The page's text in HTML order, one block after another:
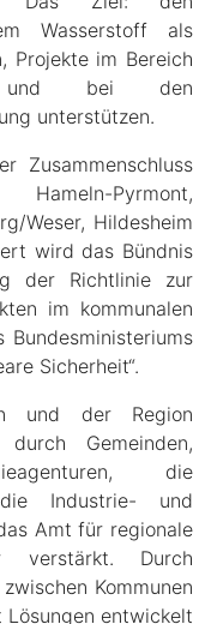
Wasserstoff als
Projekte im Bereich
und bei den
unterstützen.
Zusammenschluss
Pyrmont,
Weser, Hildesheim
wird das Bündnis
der Richtlinie zur
im kommunalen
Bundesministeriums
Sicherheit“.
und der Region
Gemeinden,
die
die Industrie- und
Amt für regionale
verstärkt. Durch
Kommunen
entwickelt